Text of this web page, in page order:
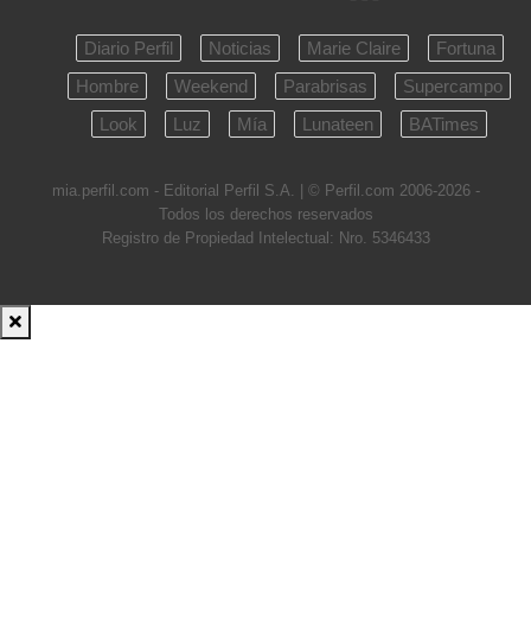
Diario Perfil Noticias Marie Claire
Fortuna
Hombre
Weekend Parabrisas
Supercampo
Look
Luz Mía Lunateen BATimes
mia.perfil.com - Editorial Perfil S.A. | © Perfil.com 2006-2026 -
Todos los derechos reservados
Registro de Propiedad Intelectual: Nro. 5346433